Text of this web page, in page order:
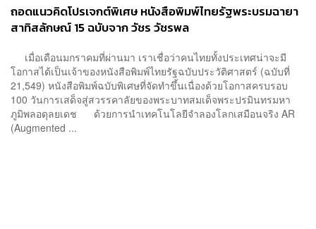
ถอดแนวคิดโปรเจกต์พิเศษ หนังสือพิมพ์ไทยรัฐพระบรมฉายา
สาทิสลักษณ์ 15 ฉบับจาก วัชร วัชรพล
เมื่อเดือนมกราคมที่ผ่านมา เราเชื่อว่าคนไทยทั้งประเทศน่าจะมี
โอกาสได้เป็นเจ้าของหนังสือพิมพ์ไทยรัฐฉบับประวัติศาสตร์ (ฉบับที่
21,549) หนังสือพิมพ์ฉบับพิเศษที่จัดทำขึ้นเนื่องด้วยโอกาสครบรอบ
100 วันการเสด็จสู่สวรรคาลัยของพระบาทสมเด็จพระปรมินทรมหา
ภูมิพลอดุลยเดช ด้วยการนำเทคโนโลยีจำลองโลกเสมือนจริง AR
(Augmented ...